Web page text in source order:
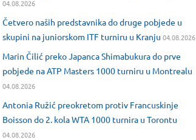
04.08.2026
Četvero naših predstavnika do druge pobjede u
skupini na juniorskom ITF turniru u Kranju 04.08.2026
Marin Čilić preko Japanca Shimabukura do prve
pobjede na ATP Masters 1000 turniru u Montrealu
04.08.2026
Antonia Ružić preokretom protiv Francuskinje
Boisson do 2. kola WTA 1000 turnira u Torontu
04.08.2026